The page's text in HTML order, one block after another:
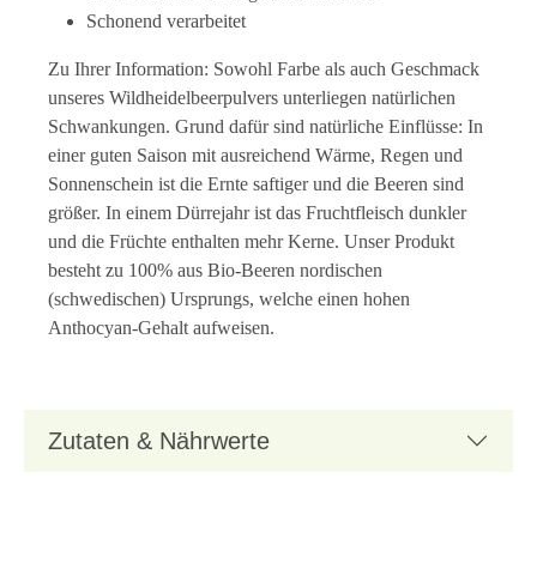
Schonend verarbeitet
Zu Ihrer Information: Sowohl Farbe als auch Geschmack
unseres Wildheidelbeerpulvers unterliegen natürlichen
Schwankungen. Grund dafür sind natürliche Einflüsse: In
einer guten Saison mit ausreichend Wärme, Regen und
Sonnenschein ist die Ernte saftiger und die Beeren sind
größer. In einem Dürrejahr ist das Fruchtfleisch dunkler
und die Früchte enthalten mehr Kerne. Unser Produkt
besteht zu 100% aus Bio-Beeren nordischen
(schwedischen) Ursprungs, welche einen hohen
Anthocyan-Gehalt aufweisen.
Zutaten & Nährwerte